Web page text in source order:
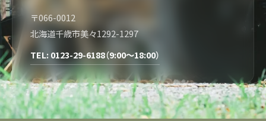
〒066-0012
北海道千歳市美々1292-1297
TEL: 0123-29-6188（9:00～18:00）